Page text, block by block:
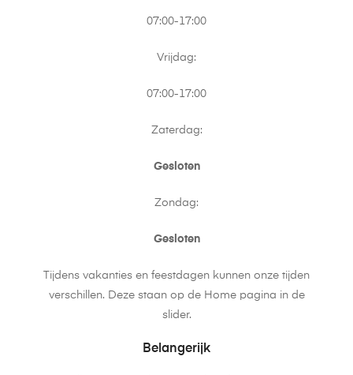
07:00-17:00
Vrijdag:
07:00-17:00
Zaterdag:
Gesloten
Zondag:
Gesloten
Tijdens vakanties en feestdagen kunnen onze tijden
verschillen. Deze staan op de Home pagina in de
slider.
Belangerijk